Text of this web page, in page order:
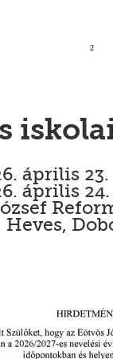
április
április
Heves,